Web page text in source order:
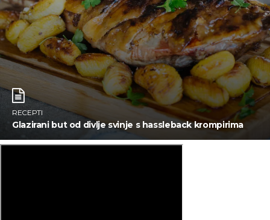
RECEPTI
Glazirani but od divlje svinje s hassleback krompirima